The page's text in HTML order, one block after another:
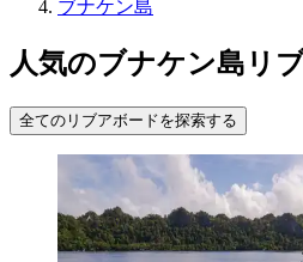
ブナケン島
人気のブナケン島リ
全てのリブアボードを探索する